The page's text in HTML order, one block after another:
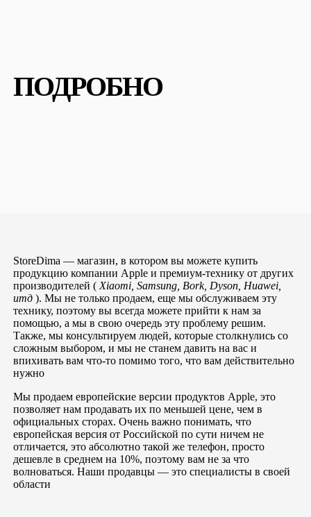
ПОДРОБНО
StoreDima — магазин, в котором вы можете купить
продукцию компании Apple и премиум-технику от других
производителей ( Xiaomi, Samsung, Bork, Dyson, Huawei,
итд). Мы не только продаем, еще мы обслуживаем эту
технику, поэтому вы всегда можете прийти к нам за
помощью, а мы в свою очередь эту проблему решим.
Также, мы консультируем людей, которые столкнулись со
сложным выбором, и мы не станем давить на вас и
впихивать вам что-то помимо того, что вам действительно
нужно
Мы продаем европейские версии продуктов Apple, это
позволяет нам продавать их по меньшей цене, чем в
официальных сторах. Очень важно понимать, что
европейская версия от Российской по сути ничем не
отличается, это абсолютно такой же телефон, просто
дешевле в среднем на 10%, поэтому вам не за что
волноваться. Наши продавцы — это специалисты в своей
области